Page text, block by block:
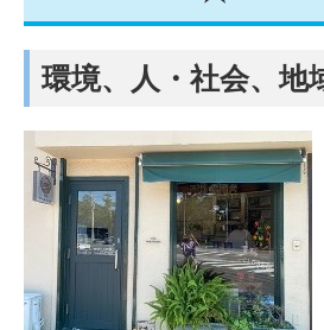
環境、人・社会、地